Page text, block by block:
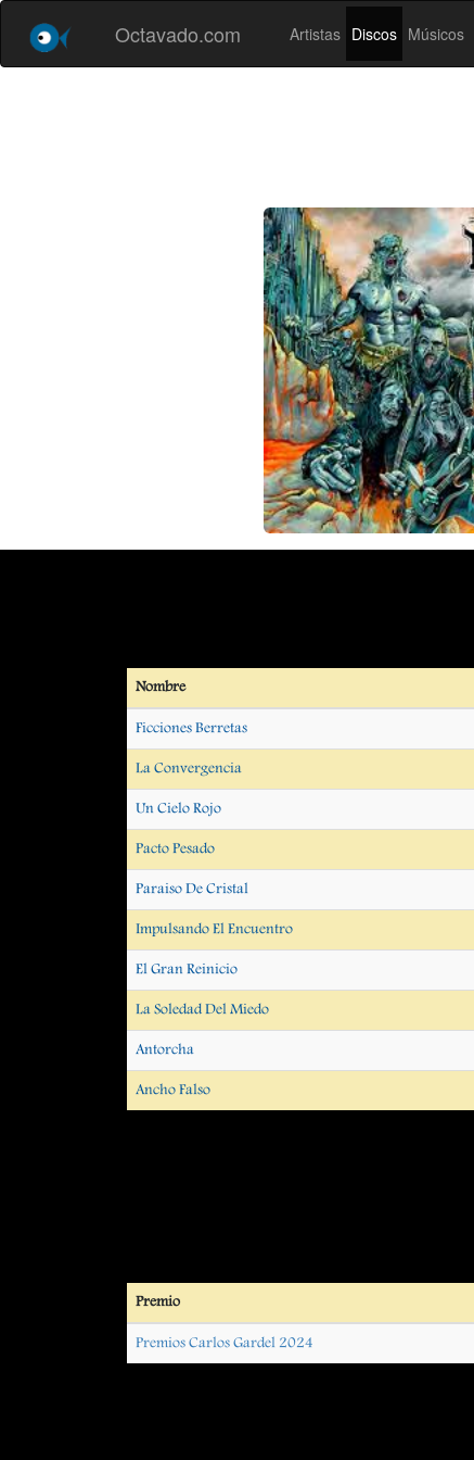
Octavado.com Artistas Discos Músicos
Nombre
Ficciones Berretas
La Convergencia
Un Cielo Rojo
Pacto Pesado
Paraiso De Cristal
Impulsando El Encuentro
El Gran Reinicio
La Soledad Del Miedo
Antorcha
Ancho Falso
Premio
Premios Carlos Gardel 2024